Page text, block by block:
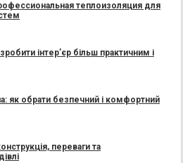
теплоизоляция для
інтер’єр більш практичним і
як обрати безпечний і комфортний
переваги та